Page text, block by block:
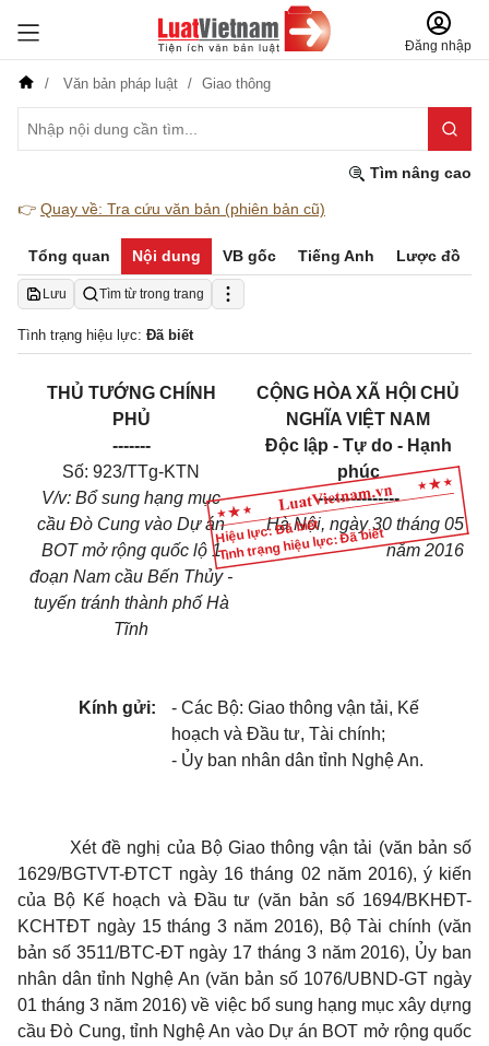
Đăng nhập
Văn bản pháp luật Giao thông
Tìm nâng cao
👉 Quay về: Tra cứu văn bản (phiên bản cũ)
Tổng quan Nội dung VB gốc Tiếng Anh Lược đồ
Lưu Tìm từ trong trang
Tình trạng hiệu lực: Đã biết
Hiệu lực: Đã biết
Tình trạng hiệu lực: Đã biết
THỦ TƯỚNG CHÍNH
PHỦ
-------
Số: 923/TTg-KTN
V/v: Bổsung hạng mục
cầu Đò Cung vào Dự án
BOT mở rộng quốc lộ 1
đoạn Nam cầu Bến Thủy -
tuyến tránh thành phố Hà
Tĩnh
CỘNG HÒA XÃ HỘI CHỦ
NGHĨA VIỆT NAM
Độc lập - Tự do - Hạnh
phúc
---------------
Hà Nội, ngày30tháng 05
năm 2016
Kính gửi: - Các Bộ: Giao thông vận tải, Kế
hoạch vàĐầu tư, Tài chính;
- Ủy ban nhân dân tỉnh Nghệ An.
Xét đề nghị của Bộ Giao thông vận tải (văn bản số
1629/BGTVT-ĐTCT ngày 16 tháng 02 năm 2016), ý kiến
của Bộ Kế hoạch và Đầu tư (văn bản số 1694/BKHĐT-
KCHTĐT ngày 15 tháng 3 năm 2016), Bộ Tài chính (văn
bản số 3511/BTC-ĐT ngày 17 tháng 3 năm 2016), Ủy ban
nhân dân tỉnh Nghệ An (văn bản số 1076/UBND-GT ngày
01 tháng 3 năm 2016) về việc bổ sung hạng mục xây dựng
cầu Đò Cung, tỉnh Nghệ An vào Dự án BOT mở rộng quốc